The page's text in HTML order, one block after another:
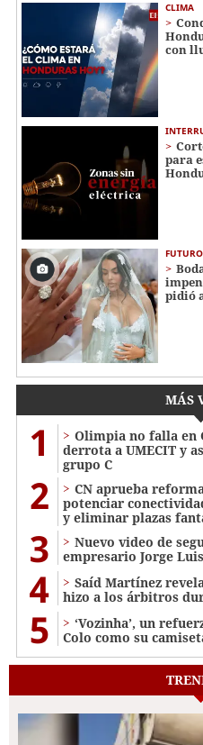
CLIMA
con
para
pidió
MÁS
1
Olimpia no falla en
derrota a UMECIT y
grupo C
2
CN aprueba
potenciar
y eliminar plazas
3
Nuevo video de
empresario Jorge
4
Saíd Martínez
hizo a los árbitros
5
‘Vozinha’, un
Colo como su